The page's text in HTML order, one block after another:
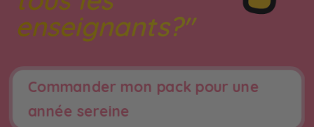
enseignants?"
Commander mon pack pour une
année sereine